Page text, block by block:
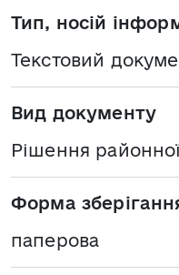
Тип, носій
Текстовий
Вид документу
Рішення
Форма
паперова